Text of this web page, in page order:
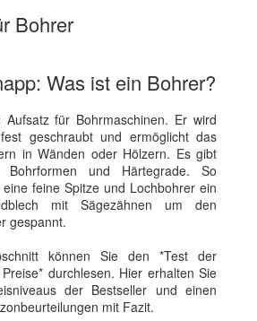
Bohrer
Was ist ein Bohrer?
für Bohrmaschinen. Er wird
geschraubt und ermöglicht das
in Wänden oder Hölzern. Es gibt
Bohrformen und Härtegrade. So
feine Spitze und Lochbohrer ein
mit Sägezähnen um den
gespannt.
können Sie den *Test der
durchlesen. Hier erhalten Sie
der Bestseller und einen
mit Fazit.